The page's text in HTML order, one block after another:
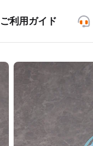
ご利用ガイド